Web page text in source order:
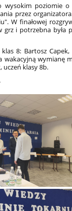
poziomie o
przez
W finałowej
grz i potrzebna
8: Bartosz
wymianę
uczeń klasy 8b.